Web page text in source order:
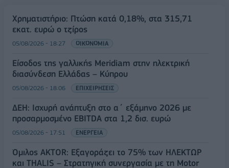
Χρηματιστήριο: Πτώση κατά 0,18%, στα 315,71
εκατ. ευρώ ο τζίρος
05/08/2026 - 18:27 ΟΙΚΟΝΟΜΙΑ
Είσοδος της γαλλικής Meridiam στην ηλεκτρική
διασύνδεση Ελλάδας – Κύπρου
05/08/2026 - 18:06 ΕΠΙΧΕΙΡΗΣΕΙΣ
ΔΕΗ: Ισχυρή ανάπτυξη στο α΄ εξάμηνο 2026 με
προσαρμοσμένο EBITDA στα 1,2 δισ. ευρώ
05/08/2026 - 17:51 ΕΝΕΡΓΕΙΑ
Όμιλος AKTOR: Εξαγοράζει το 75% των ΗΛΕΚΤΩΡ
και THALIS – Στρατηγική συνεργασία με τη Motor